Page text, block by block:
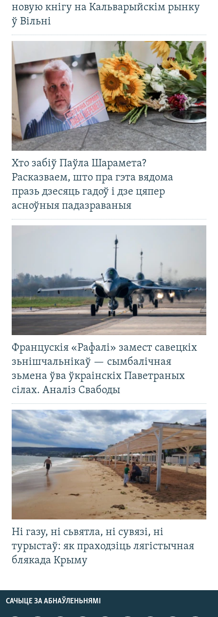
новую кнігу на Кальварыйскім рынку
ў Вільні
Хто забіў Паўла Шарамета?
Расказваем, што пра гэта вядома
празь дзесяць гадоў і дзе цяпер
асноўныя падазраваныя
Францускія «Рафалі» замест савецкіх
зьнішчальнікаў — сымбалічная
зьмена ўва ўкраінскіх Паветраных
сілах. Аналіз Свабоды
Ні газу, ні сьвятла, ні сувязі, ні
турыстаў: як праходзіць лягістычная
блякада Крыму
САЧЫЦЕ ЗА АБНАЎЛЕНЬНЯМІ